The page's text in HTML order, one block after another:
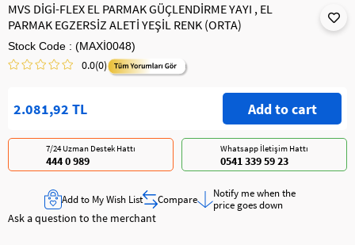
MVS DİGİ-FLEX EL PARMAK GÜÇLENDİRME YAYI , EL
PARMAK EGZERSİZ ALETİ YEŞİL RENK (ORTA)
Stock Code (MAXİ0048)
0.0(0)
2.081,92 TL
Whatsapp İletişim Hattı
0541 339 59 23
7/24 Uzman Destek Hattı
444 0 989
Add to My Wish List Compare
Notify me when the
price goes down
Ask a question to the merchant